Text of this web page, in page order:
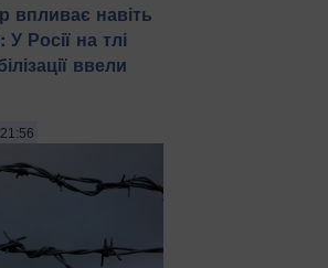
впливає навіть
Росії на тлі
ввели